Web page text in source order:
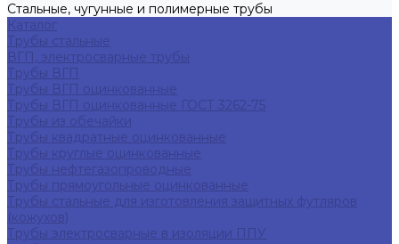
Стальные, чугунные и полимерные трубы
Каталог
Трубы стальные
ВГП, электросварные трубы
Трубы ВГП
Трубы ВГП оцинкованные
Трубы ВГП оцинкованные ГОСТ 3262-75
Трубы из обечайки
Трубы квадратные оцинкованные
Трубы круглые оцинкованные
Трубы нефтегазопроводные
Трубы прямоугольные оцинкованные
Трубы стальные для изготовления защитных футляров
(кожухов)
Трубы электросварные в изоляции ППУ